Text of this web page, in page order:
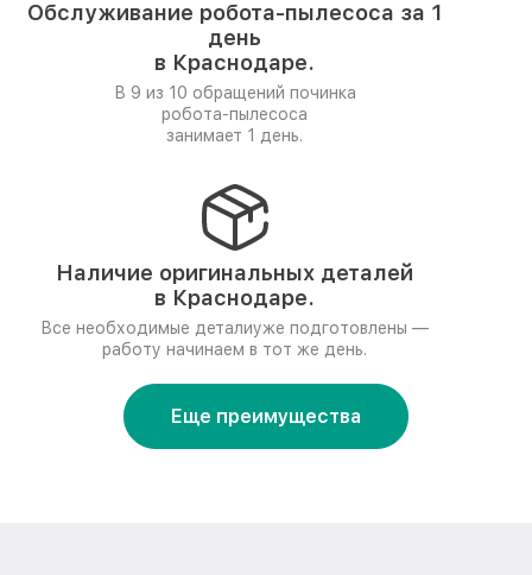
Обслуживание робота-пылесоса за 1
день
в Краснодаре.
В 9 из 10 обращений починка
робота-пылесоса
занимает 1 день.
Наличие оригинальных деталей
в Краснодаре.
Все необходимые деталиуже подготовлены —
работу начинаем в тот же день.
Еще преимущества